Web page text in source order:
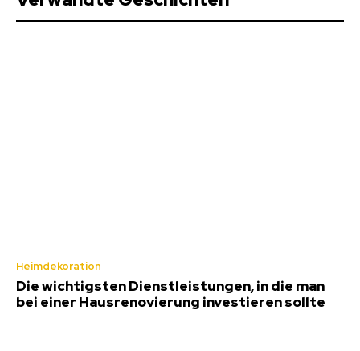
Heimdekoration
Die wichtigsten Dienstleistungen, in die man
bei einer Hausrenovierung investieren sollte